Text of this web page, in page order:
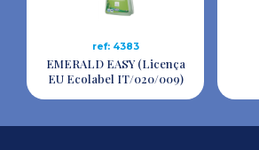
ref: 4383
EMERALD EASY (Licença
EU Ecolabel IT/020/009)